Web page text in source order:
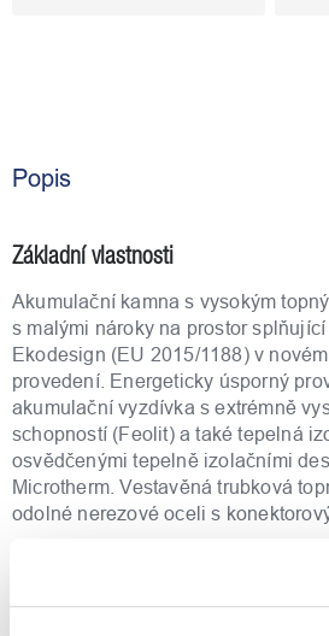
Popis
Základní vlastnosti
Akumulační kamna s vysokým
s malými nároky na prostor
Ekodesign (EU 2015/1188) v
provedení. Energeticky úsporný
akumulační vyzdívka s extrémně
schopností (Feolit) a také tepelná
osvědčenými tepelně izolačními
Microtherm. Vestavěná trubková
odolné nerezové oceli s
Sériově vestavěný elektronický